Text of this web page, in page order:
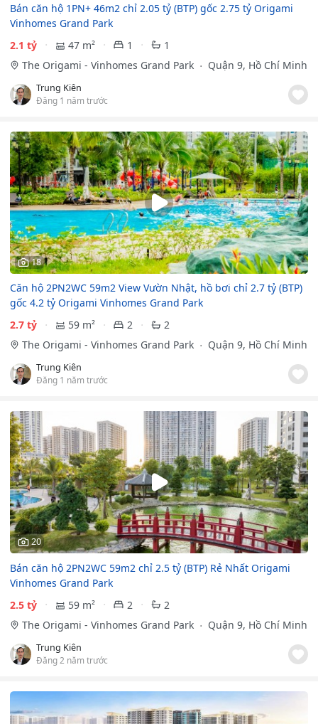
Bán căn hộ 1PN+ 46m2 chỉ 2.05 tỷ (BTP) gốc 2.75 tỷ Origami
Vinhomes Grand Park
2.1 tỷ
47 m² 1
1
The Origami - Vinhomes Grand Park
Quận 9, Hồ Chí Minh
Trung Kiên
Đăng 1 năm trước
18
Căn hộ 2PN2WC 59m2 View Vườn Nhật, hồ bơi chỉ 2.7 tỷ (BTP)
gốc 4.2 tỷ Origami Vinhomes Grand Park
2.7 tỷ
59 m² 2
2
The Origami - Vinhomes Grand Park
Quận 9, Hồ Chí Minh
Trung Kiên
Đăng 1 năm trước
20
Bán căn hộ 2PN2WC 59m2 chỉ 2.5 tỷ (BTP) Rẻ Nhất Origami
Vinhomes Grand Park
2.5 tỷ
59 m² 2
2
The Origami - Vinhomes Grand Park
Quận 9, Hồ Chí Minh
Trung Kiên
Đăng 2 năm trước